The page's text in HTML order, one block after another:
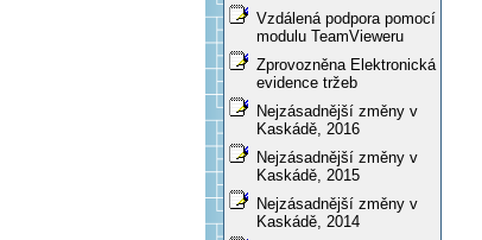
Vzdálená podpora pomocí
modulu TeamVieweru
Zprovozněna Elektronická
evidence tržeb
Nejzásadnější změny v
Kaskádě, 2016
Nejzásadnější změny v
Kaskádě, 2015
Nejzásadnější změny v
Kaskádě, 2014